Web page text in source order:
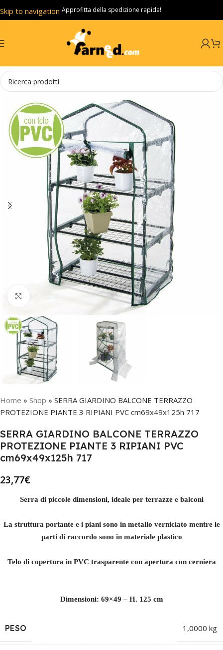
Skip to navigation
Skip to main content
Approfitta della spedizione rapida!
Home » Shop » SERRA GIARDINO BALCONE TERRAZZO
PROTEZIONE PIANTE 3 RIPIANI PVC cm69x49x125h 717
SERRA GIARDINO BALCONE TERRAZZO
PROTEZIONE PIANTE 3 RIPIANI PVC
cm69x49x125h 717
23,77€
Serra di piccole dimensioni, ideale per terrazze e balconi
La struttura portante e i piani sono in metallo verniciato mentre le
parti di raccordo sono in materiale plastico
Telo di copertura in PVC trasparente con apertura con cerniera
Dimensioni: 69×49 – H. 125 cm
PESO 1,0000 kg